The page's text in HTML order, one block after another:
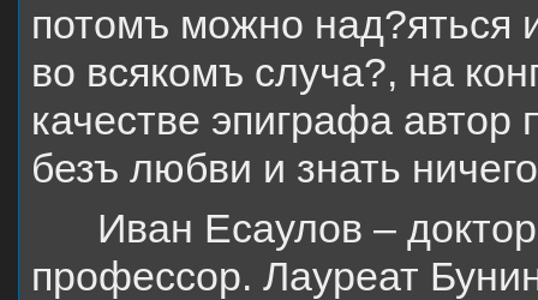
потомъ можно над?яться
во всякомъ случа?, на
качестве эпиграфа
безъ любви и знать
Иван Есаулов –
профессор. Лауреат